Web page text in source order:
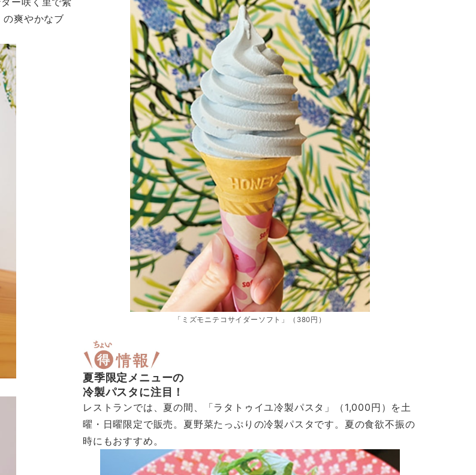
爽やかなブ
「ミズモニテコサイダーソフト」（380円）
夏季限定メニューの
冷製パスタに注目！
レストランでは、夏の間、「ラタトゥイユ冷製パスタ」（1,000円）を土
曜・日曜限定で販売。夏野菜たっぷりの冷製パスタです。夏の食欲不振の
時にもおすすめ。